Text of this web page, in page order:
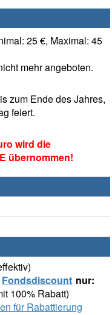
25 €, Maximal: 45
mehr angeboten.
zum Ende des Jahres,
feiert.
wird die
übernommen!
Fondsdiscount nur:
100% Rabatt)
für Rabattierung